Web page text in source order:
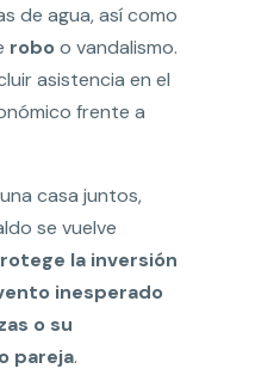
de agua, así como
robo o vandalismo.
asistencia en el
frente a
casa juntos,
se vuelve
la inversión
inesperado
o su
pareja.